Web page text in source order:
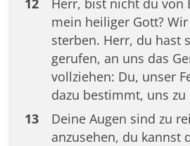
12
Herr, bist nicht du von
mein heiliger Gott?
sterben. Herr, du hast
gerufen, an uns das
vollziehen: Du, unser
dazu bestimmt, uns zu
13
Deine Augen sind zu
anzusehen, du kannst